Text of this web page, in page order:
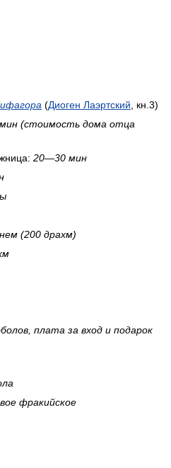
(Диоген Лаэртский , кн.3)
(стоимость дома отца
20—30 мин
(200 драхм)
плата за вход и подарок
фракийское